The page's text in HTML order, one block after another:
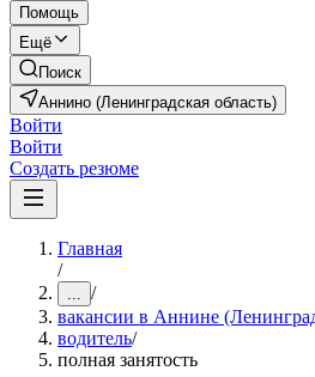
Помощь
Ещё
Поиск
Аннино (Ленинградская область)
Войти
Войти
Создать резюме
Главная
/
... /
вакансии в Аннине
водитель/
полная занятость